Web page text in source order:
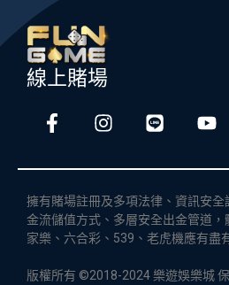
線上賭場
擁有賭場註冊及多項法律、資訊安
金流儲值方式、多層安全出金管道
家樂、六合彩、539、老虎機應有盡
版權所有 ©2018-2024 樂遊娛樂城